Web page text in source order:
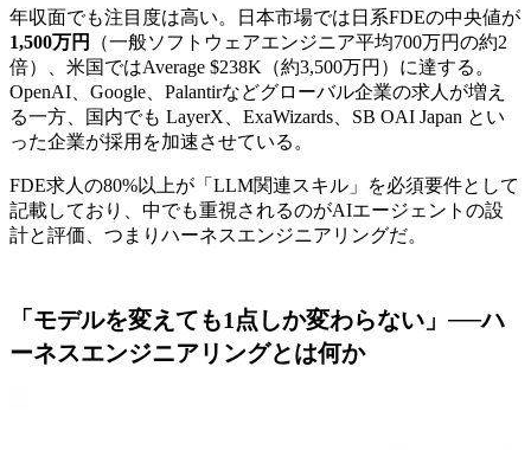
年収面でも注目度は高い。日本市場では日系FDEの中央値が
1,500万円
（一般ソフトウェアエンジニア平均700万円の約2
倍）、米国ではAverage $238K（約3,500万円）に達する。
OpenAI、Google、Palantirなどグローバル企業の求人が増え
る一方、国内でも LayerX、ExaWizards、SB OAI Japan とい
った企業が採用を加速させている。
FDE求人の80%以上が「LLM関連スキル」を必須要件として
記載しており、中でも重視されるのがAIエージェントの設
計と評価、つまりハーネスエンジニアリングだ。
「モデルを変えても1点しか変わらない」──ハ
ーネスエンジニアリングとは何か